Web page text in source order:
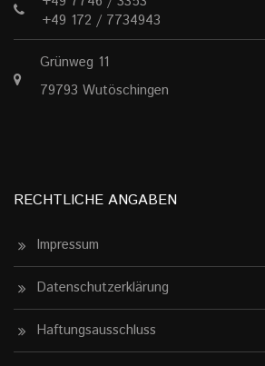
+49 172 / 7734943
Grünweg 11
79793 Wutöschingen
RECHTLICHE ANGABEN
Impressum
Datenschutzerklärung
Haftungsausschluss